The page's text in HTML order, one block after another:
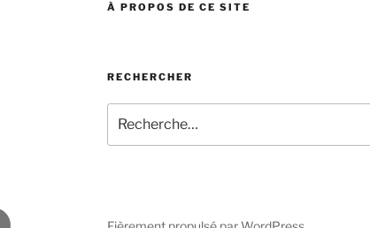
À PROPOS DE CE SITE
RECHERCHER
pour
: